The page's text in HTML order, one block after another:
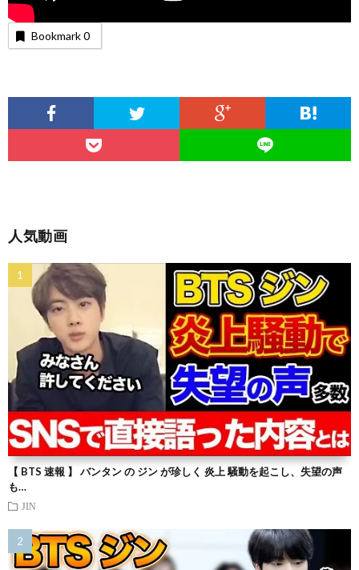
Bookmark0
人気動画
【 BTS 速報 】 バンタン の ジン が珍しく 炎上 騒動を起こし、失望の声
も…
JIN